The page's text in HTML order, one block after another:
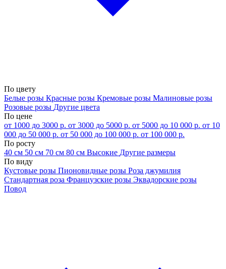
По цвету
Белые розы Красные розы Кремовые розы Малиновые розы
Розовые розы Другие цвета
По цене
от 1000 до 3000 р. от 3000 до 5000 р. от 5000 до 10 000 р. от 10
000 до 50 000 р. от 50 000 до 100 000 р. от 100 000 р.
По росту
40 см 50 см 70 см 80 см Высокие Другие размеры
По виду
Кустовые розы Пионовидные розы Роза джумилия
Стандартная роза Французские розы Эквадорские розы
Повод